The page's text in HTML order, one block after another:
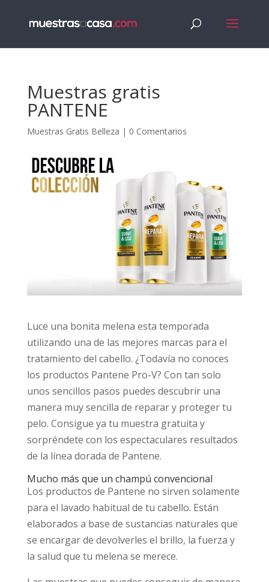
Muestras gratis
PANTENE
Muestras Gratis Belleza | 0 Comentarios
Luce una bonita melena esta temporada
utilizando una de las mejores marcas para el
tratamiento del cabello. ¿Todavía no conoces
los productos Pantene Pro-V? Con tan solo
unos sencillos pasos puedes descubrir una
manera muy sencilla de reparar y proteger tu
pelo. Consigue ya tu muestra gratuita y
sorpréndete con los espectaculares resultados
de la línea dorada de Pantene.
Mucho más que un champú convencional
Los productos de Pantene no sirven solamente
para el lavado habitual de tu cabello. Están
elaborados a base de sustancias naturales que
se encargar de devolverles el brillo, la fuerza y
la salud que tu melena se merece.